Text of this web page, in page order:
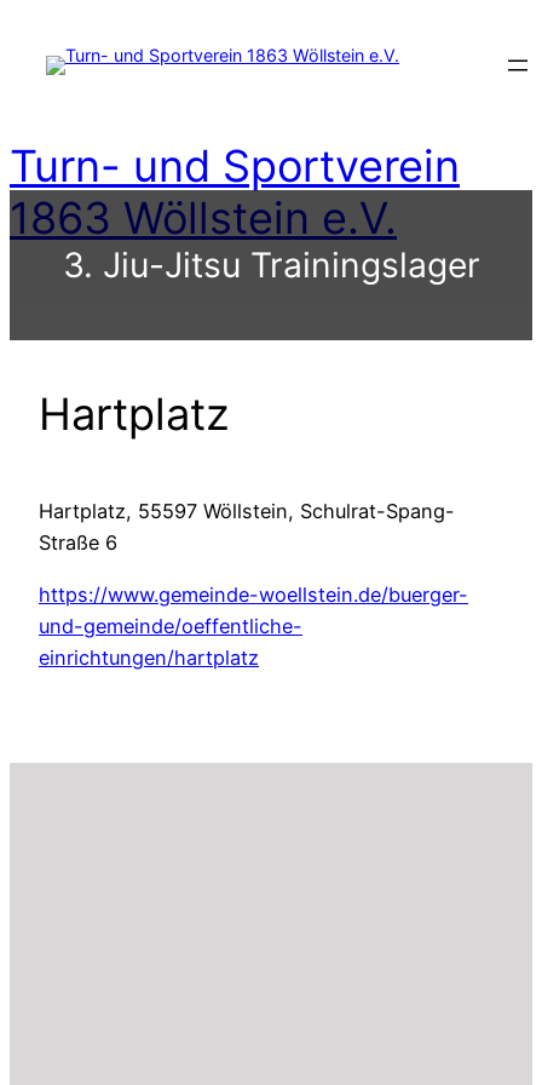
Inhalt
Turn- und Sportverein
1863 Wöllstein e.V.
3. Jiu-Jitsu Trainingslager
Hartplatz
Hartplatz, 55597 Wöllstein, Schulrat-Spang-
Straße 6
https://www.gemeinde-woellstein.de/buerger-
und-gemeinde/oeffentliche-
einrichtungen/hartplatz